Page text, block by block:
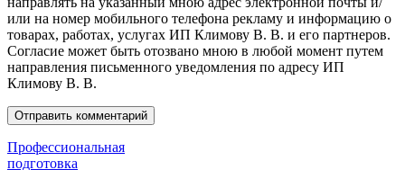
или на номер мобильного телефона рекламу и информацию о
товарах, работах, услугах ИП Климову В. В. и его партнеров.
Согласие может быть отозвано мною в любой момент путем
направления письменного уведомления по адресу ИП
Климову В. В.
Профессиональная
подготовка